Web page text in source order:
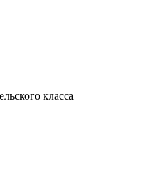
класса